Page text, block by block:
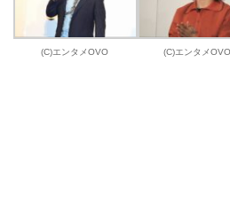
(C)エンタメOVO (C)エンタメOVO